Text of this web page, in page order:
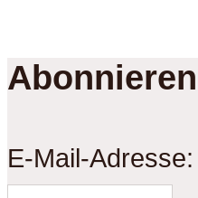
Abonnieren
E-Mail-Adresse: